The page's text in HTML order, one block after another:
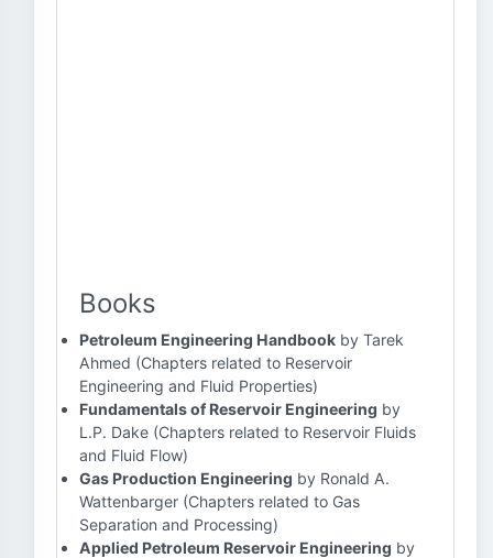
Books
Petroleum Engineering Handbook by Tarek
Ahmed (Chapters related to Reservoir
Engineering and Fluid Properties)
Fundamentals of Reservoir Engineering by
L.P. Dake (Chapters related to Reservoir Fluids
and Fluid Flow)
Gas Production Engineering by Ronald A.
Wattenbarger (Chapters related to Gas
Separation and Processing)
Applied Petroleum Reservoir Engineering by